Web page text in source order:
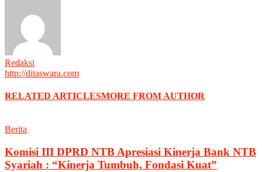
Redaksi
http://ditaswara.com
RELATED ARTICLESMORE FROM AUTHOR
Berita
Komisi III DPRD NTB Apresiasi Kinerja Bank NTB
Syariah : “Kinerja Tumbuh, Fondasi Kuat”